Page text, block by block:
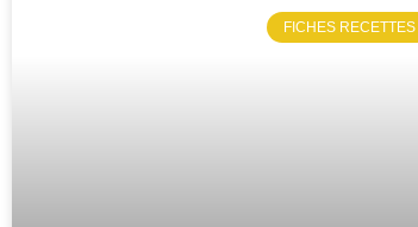
FICHES RECETTES